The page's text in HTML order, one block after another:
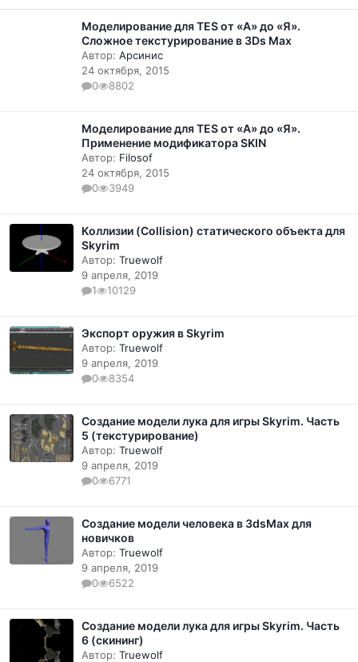
Моделирование для TES от «А» до «Я».
Сложное текстурирование в 3Ds Max
Автор: Арсинис
24 октября, 2015
0
8802
Моделирование для TES от «А» до «Я».
Применение модификатора SKIN
Автор: Filosof
24 октября, 2015
0
3949
Коллизии (Collision) статического объекта для
Skyrim
Автор: Truewolf
9 апреля, 2019
1
10129
Экспорт оружия в Skyrim
Автор: Truewolf
9 апреля, 2019
0
8354
Cоздание модели лука для игры Skyrim. Часть
5 (текстурирование)
Автор: Truewolf
9 апреля, 2019
0
6771
Создание модели человека в 3dsMax для
новичков
Автор: Truewolf
9 апреля, 2019
0
6522
Cоздание модели лука для игры Skyrim. Часть
6 (скининг)
Автор: Truewolf